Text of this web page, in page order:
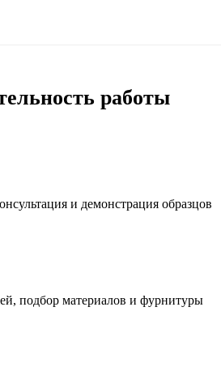
работы
и демонстрация образцов
подбор материалов и фурнитуры